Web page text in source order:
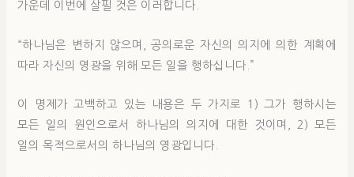
가운데 이번에 살필 것은 이러합니다.
“하나님은 변하지 않으며, 공의로운 자신의 의지에 의한 계획에
따라 자신의 영광을 위해 모든 일을 행하십니다.”
이 명제가 고백하고 있는 내용은 두 가지로 1) 그가 행하시는
모든 일의 원인으로서 하나님의 의지에 대한 것이며, 2) 모든
일의 목적으로서의 하나님의 영광입니다.